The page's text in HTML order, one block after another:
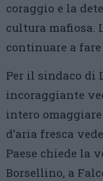
coraggio e la
cultura mafiosa.
continuare a
Per il sindaco di
incoraggiante
intero
d’aria fresca
Paese chiede la
Borsellino, a